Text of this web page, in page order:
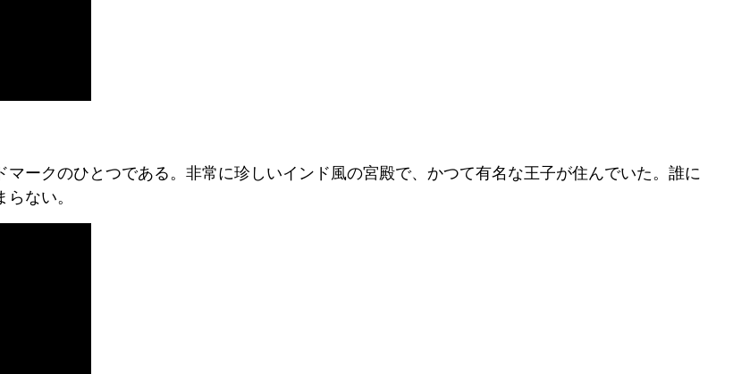
ークのひとつである。非常に珍しいインド風の宮殿で、かつて有名な王子が住んでいた。誰に
ない。